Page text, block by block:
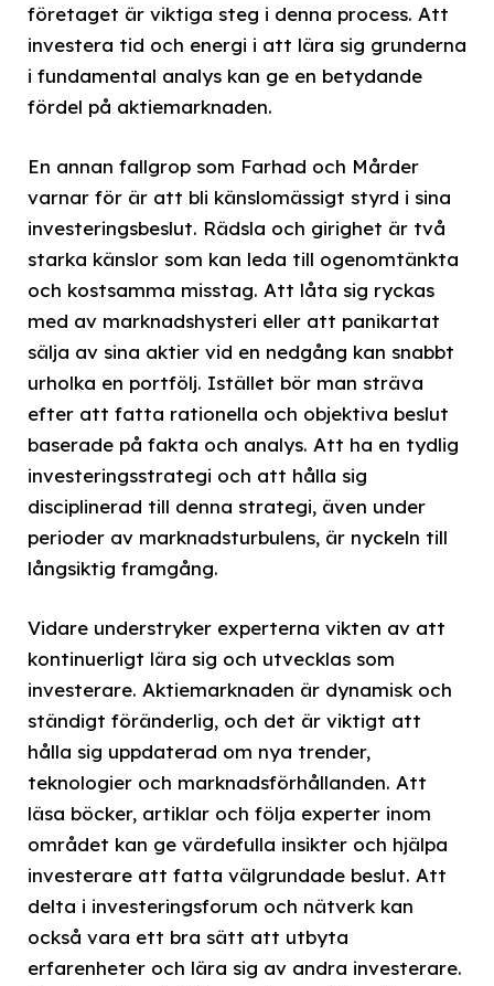
företaget är viktiga steg i denna process. Att
investera tid och energi i att lära sig grunderna
i fundamental analys kan ge en betydande
fördel på aktiemarknaden.
En annan fallgrop som Farhad och Mårder
varnar för är att bli känslomässigt styrd i sina
investeringsbeslut. Rädsla och girighet är två
starka känslor som kan leda till ogenomtänkta
och kostsamma misstag. Att låta sig ryckas
med av marknadshysteri eller att panikartat
sälja av sina aktier vid en nedgång kan snabbt
urholka en portfölj. Istället bör man sträva
efter att fatta rationella och objektiva beslut
baserade på fakta och analys. Att ha en tydlig
investeringsstrategi och att hålla sig
disciplinerad till denna strategi, även under
perioder av marknadsturbulens, är nyckeln till
långsiktig framgång.
Vidare understryker experterna vikten av att
kontinuerligt lära sig och utvecklas som
investerare. Aktiemarknaden är dynamisk och
ständigt föränderlig, och det är viktigt att
hålla sig uppdaterad om nya trender,
teknologier och marknadsförhållanden. Att
läsa böcker, artiklar och följa experter inom
området kan ge värdefulla insikter och hjälpa
investerare att fatta välgrundade beslut. Att
delta i investeringsforum och nätverk kan
också vara ett bra sätt att utbyta
erfarenheter och lära sig av andra investerare.